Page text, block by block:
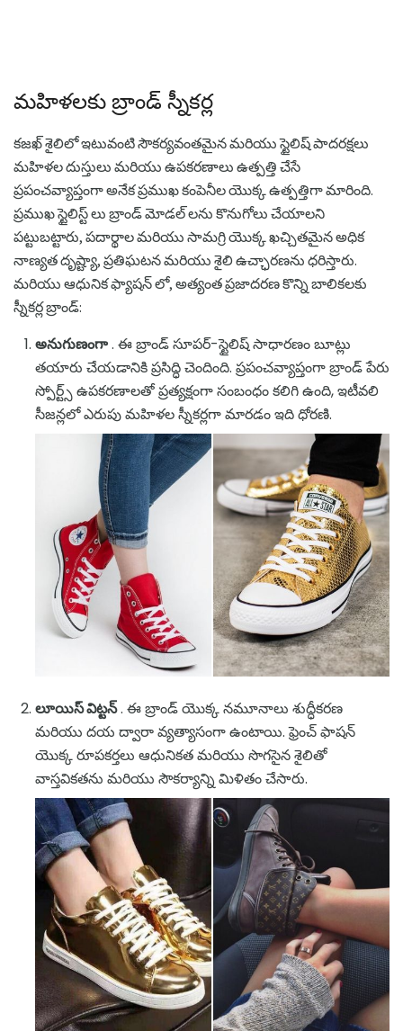
మహిళలకు బ్రాండ్ స్నీకర్ల
కజఖ్ శైలిలో ఇటువంటి సౌకర్యవంతమైన మరియు స్టైలిష్ పాదరక్షలు
మహిళల దుస్తులు మరియు ఉపకరణాలు ఉత్పత్తి చేసే
ప్రపంచవ్యాప్తంగా అనేక ప్రముఖ కంపెనీల యొక్క ఉత్పత్తిగా మారింది.
ప్రముఖ స్టైలిస్ట్ లు బ్రాండ్ మోడల్ లను కొనుగోలు చేయాలని
పట్టుబట్టారు, పదార్థాల మరియు సామగ్రి యొక్క ఖచ్చితమైన అధిక
నాణ్యత దృష్ట్యా, ప్రతిఘటన మరియు శైలి ఉచ్ఛారణను ధరిస్తారు.
మరియు ఆధునిక ఫ్యాషన్ లో, అత్యంత ప్రజాదరణ కొన్ని బాలికలకు
స్నీకర్ల బ్రాండ్:
అనుగుణంగా. ఈ బ్రాండ్ సూపర్-స్టైలిష్ సాధారణం బూట్లు
తయారు చేయడానికి ప్రసిద్ధి చెందింది. ప్రపంచవ్యాప్తంగా బ్రాండ్ పేరు
స్పోర్ట్స్ ఉపకరణాలతో ప్రత్యక్షంగా సంబంధం కలిగి ఉంది, ఇటీవలి
సీజన్లలో ఎరుపు మహిళల స్నీకర్లగా మారడం ఇది ధోరణి.
లూయిస్ విట్టన్. ఈ బ్రాండ్ యొక్క నమూనాలు శుద్ధీకరణ
మరియు దయ ద్వారా వ్యత్యాసంగా ఉంటాయి. ఫ్రెంచ్ ఫాషన్
యొక్క రూపకర్తలు ఆధునికత మరియు సొగసైన శైలితో
వాస్తవికతను మరియు సౌకర్యాన్ని మిళితం చేసారు.